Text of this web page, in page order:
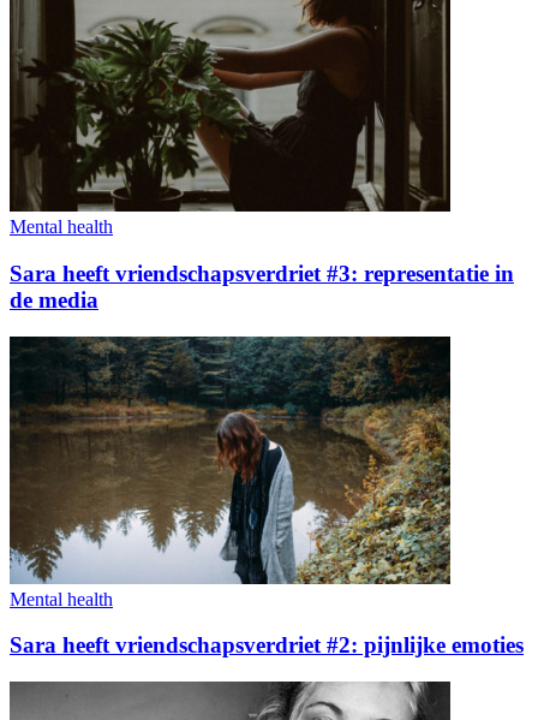
Mental health
Sara heeft vriendschapsverdriet #3: representatie in
de media
Mental health
Sara heeft vriendschapsverdriet #2: pijnlijke emoties